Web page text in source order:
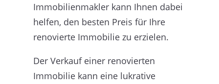
Immobilienmakler kann Ihnen dabei
helfen, den besten Preis für Ihre
renovierte Immobilie zu erzielen.
Der Verkauf einer renovierten
Immobilie kann eine lukrative